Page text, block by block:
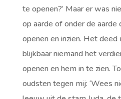
te openen?’ Maar er was
op aarde of onder de aarde
openen en inzien. Het
blijkbaar niemand het
openen en hem in te zien.
oudsten tegen mij: ‘Wees